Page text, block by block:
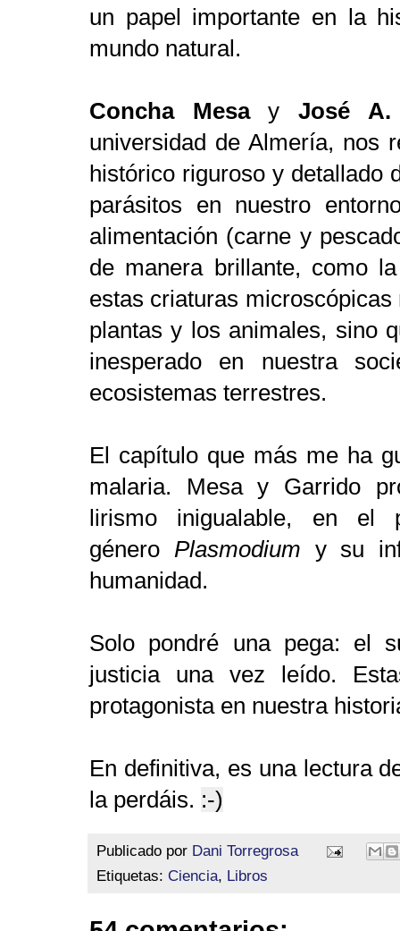
un papel importante en la
mundo natural.
Concha MesayJosé A.
universidad de Almería, nos
histórico riguroso y detallado
parásitos en nuestro
alimentación (carne y
de manera brillante, como
estas criaturas
plantas y los animales, sino
inesperado en nuestra
ecosistemas terrestres.
El capítulo que más me ha
malaria. Mesa y Garrido
lirismo inigualable, en
género Plasmodium y su
humanidad.
Solo pondré una pega: el
justicia una vez leído.
protagonista en nuestra
En definitiva, es una lectura
la perdáis. :-)
Publicado por Dani Torregrosa
Etiquetas: Ciencia, Libros